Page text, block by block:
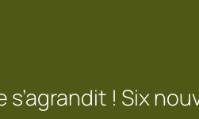
s’agrandit ! Six